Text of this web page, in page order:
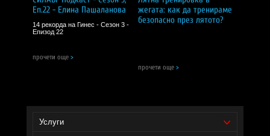
Еп.22 - Елина Пашаланова
14 рекорда на Гинес - Сезон 3 -
Епизод 22
прочети още >
жегата: как да тренираме
безопасно през лятото?
прочети още >
Услуги